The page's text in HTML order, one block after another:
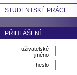
STUDENTSKÉ PRÁCE
PŘIHLÁŠENÍ
uživatelské
jméno
heslo